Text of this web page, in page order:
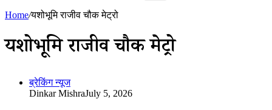
Home/यशोभूमि राजीव चौक मेट्रो
यशोभूमि राजीव चौक मेट्रो
ब्रेकिंग न्यूज
Dinkar MishraJuly 5, 2026